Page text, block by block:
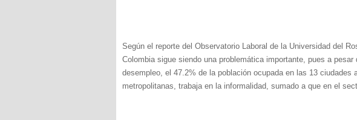
Según el reporte del Observatorio Laboral de la Universidad del
Colombia sigue siendo una problemática importante, pues a
desempleo, el 47.2% de la población ocupada en las 13 ciudades
metropolitanas, trabaja en la informalidad, sumado a que en el